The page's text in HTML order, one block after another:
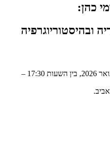
כהן:
ובהיסטוריוגרפיה
האירוע יתקיים ביום רביעי, ה - 7 בינואר 2026, בין השעות 17:30 –